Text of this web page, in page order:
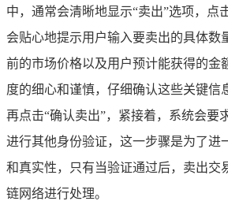
中，通常会清晰地显示“卖出”选项，点
会贴心地提示用户输入要卖出的具体数
前的市场价格以及用户预计能获得的金
度的细心和谨慎，仔细确认这些关键信
再点击“确认卖出”，紧接着，系统会要
进行其他身份验证，这一步骤是为了进
和真实性，只有当验证通过后，卖出交
链网络进行处理。